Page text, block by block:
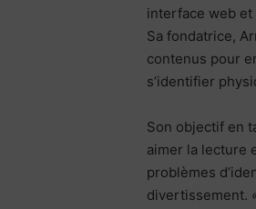
interface web et
Sa fondatrice,
contenus pour
s’identifier
Son objectif en
aimer la lecture
problèmes
divertissement.